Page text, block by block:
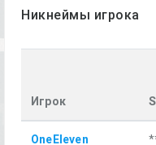
Никнеймы игрока
Игрок
OneEleven